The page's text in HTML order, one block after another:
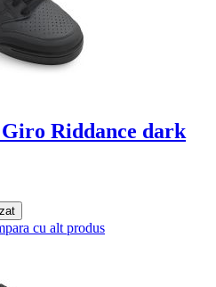
Riddance dark
cu alt produs